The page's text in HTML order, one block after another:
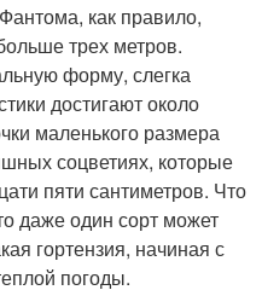
как правило,
трех метров.
форму, слегка
достигают около
маленького размера
соцветиях, которые
пяти сантиметров. Что
даже один сорт может
гортензия, начиная с
погоды.